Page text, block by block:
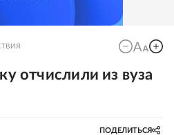
отчислили из вуза
ПОДЕЛИТЬСЯ